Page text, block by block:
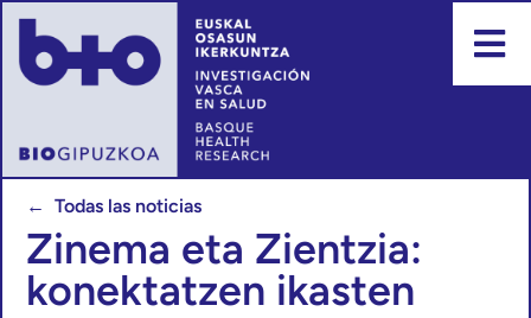
← Todas las noticias
Zinema eta Zientzia:
konektatzen ikasten